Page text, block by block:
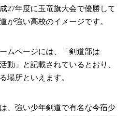
27年度に玉竜旗大会で優勝して
が強い高校のイメージです。
ムページには、「剣道部は
動」と記載されているとおり、
場所といえます。
、強い少年剣道で有名な今宿少